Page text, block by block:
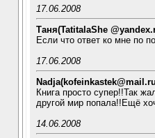
17.06.2008
Таня(TatitalaShe
Если что ответ ко мне по
17.06.2008
Книга просто супер!!Так
другой мир попала!!Ещё
14.06.2008